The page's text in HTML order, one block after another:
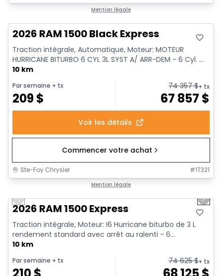
Mention légale
2026 RAM 1500 Black Express
Traction intégrale, Automatique, Moteur: MOTEUR
HURRICANE BITURBO 6 CYL 3L SYST A/ ARR-DEM - 6 Cyl. ...
10 km
Par semaine + tx
209$
74 357$+ tx
67 857 $
Voir les détails
Commencer votre achat
Ste-Foy Chrysler #1T321
Mention légale
Previous slide Next
2026 RAM 1500 Express
Traction intégrale, Moteur: I6 Hurricane biturbo de 3 L
rendement standard avec arrêt au ralenti - 6...
10 km
Par semaine + tx 74 625$+ tx